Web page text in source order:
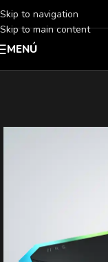
Skip to navigation
Skip to main content
MENÚ